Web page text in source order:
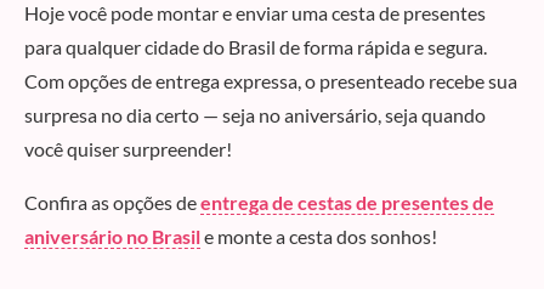
Hoje você pode montar e enviar uma cesta de presentes
para qualquer cidade do Brasil de forma rápida e segura.
Com opções de entrega expressa, o presenteado recebe sua
surpresa no dia certo — seja no aniversário, seja quando
você quiser surpreender!
Confira as opções deentrega de cestas de presentes de
aniversário no Brasile monte a cesta dos sonhos!